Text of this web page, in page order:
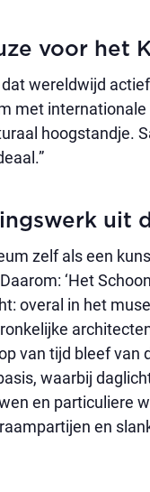
voor het
wereldwijd
met
hoogstandje.
uit
zelf als een
‘Het
overal in het
van tijd bleef van
waarbij
en particuliere
en